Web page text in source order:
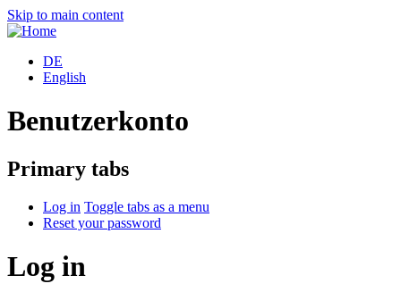
Skip to main content
DE
English
Benutzerkonto
Primary tabs
Log in Toggle tabs as a menu
Reset your password
Log in